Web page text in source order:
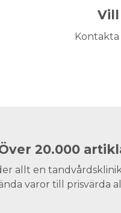
Vill
20.000
allt en
varor till prisvärda